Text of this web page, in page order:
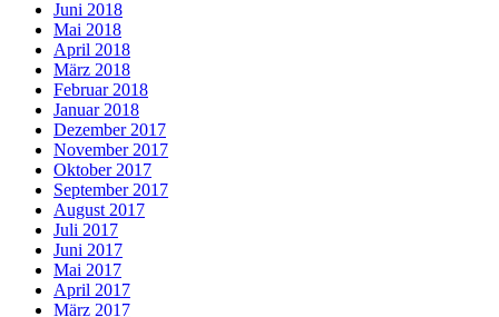
Juni 2018
Mai 2018
April 2018
März 2018
Februar 2018
Januar 2018
Dezember 2017
November 2017
Oktober 2017
September 2017
August 2017
Juli 2017
Juni 2017
Mai 2017
April 2017
März 2017